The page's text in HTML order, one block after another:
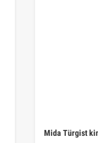
Mida Türgist